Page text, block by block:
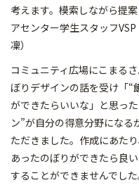
考えます。模索しながら提
アセンター学生スタッフ
凜）
コミュニティ広場にこまる
ぼりデザインの話を受け「“
ができたらいいな」と思っ
ン”が自分の得意分野にな
ただきました。作成にあた
あったのぼりができたら良
することができませんでし